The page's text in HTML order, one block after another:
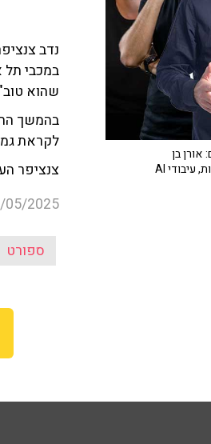
נדב
במכבי תל
שהוא
בהמשך
לקראת
צנציפר
05/2025
ספורט
אורן בן